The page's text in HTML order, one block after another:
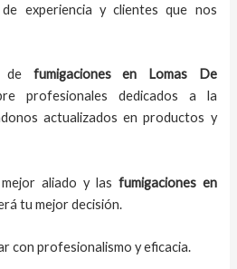
experiencia y clientes que nos
de fumigacionesen
Lomas De
profesionales dedicados a la
actualizados en productos y
aliado y las fumigaciones en
tu mejor decisión.
con profesionalismo y eficacia.